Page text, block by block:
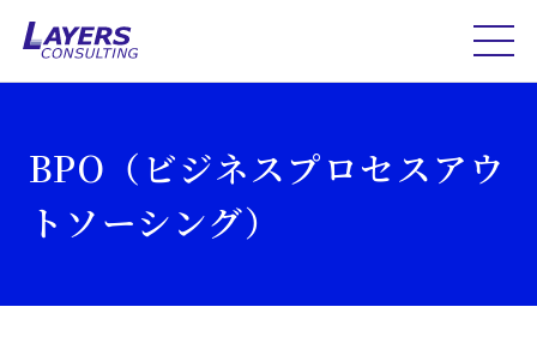
BPO（ビジネスプロセスアウ
トソーシング）